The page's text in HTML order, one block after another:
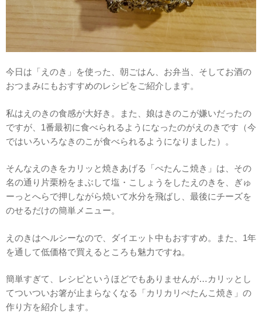
今日は「えのき」を使った、朝ごはん、お弁当、そしてお酒の
おつまみにもおすすめのレシピをご紹介します。
私はえのきの食感が大好き。また、娘はきのこが嫌いだったの
ですが、1番最初に食べられるようになったのがえのきです（今
ではいろいろなきのこが食べられるようになりました）。
そんなえのきをカリッと焼きあげる「ぺたんこ焼き」は、その
名の通り片栗粉をまぶして塩・こしょうをしたえのきを、ぎゅ
ーっとへらで押しながら焼いて水分を飛ばし、最後にチーズを
のせるだけの簡単メニュー。
えのきはヘルシーなので、ダイエット中もおすすめ。また、1年
を通して低価格で買えるところも魅力ですね。
簡単すぎて、レシピというほどでもありませんが…カリッとし
てついついお箸が止まらなくなる「カリカリぺたんこ焼き」の
作り方を紹介します。